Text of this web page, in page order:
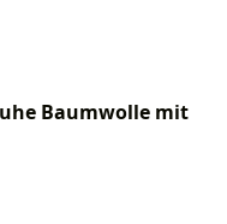
Baumwolle mit